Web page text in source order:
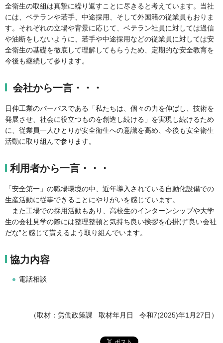
全衛生の取組は真摯に繰り返すことに尽きると考えています。当社
には、ベテランや若手、中途採用、そして外国籍の従業員もおりま
す。それぞれの立場や背景に応じて、ベテラン社員に対しては過信
や油断をしないように、若手や中途採用などの従業員に対しては安
全衛生の基礎を徹底して理解してもらうため、定期的な安全教育を
今後も継続して参ります。
会社から一言・・・
日伸工業のパーパスである「私たちは、個々の力を伸ばし、技術を
発展させ、社会に役立つものを創造し続ける」を実現し続けるため
に、従業員一人ひとりが安全衛生への意識を高め、今後も安全衛生
活動に取り組んで参ります。
利用者から一言・・・
「安全第一」の職場環境の中、近年導入されている自動化設備での
生産活動に従事できることにやりがいを感じています。
また工場での採用活動もあり、高校生のインターンシップや大学
生の会社見学の際には整理整頓と気持ち良い挨拶を心掛け”良い会社
だな”と感じて貰えるよう取り組んでいます。
協力内容
電話相談
（取材：労働政策課 取材年月日 令和7(2025)年1月27日）